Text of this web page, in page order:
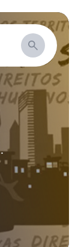
COVID-19